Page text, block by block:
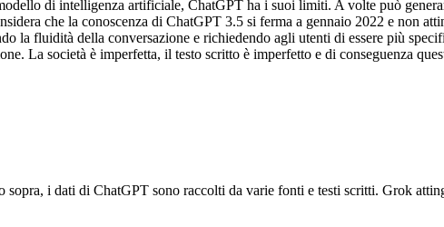
di intelligenza artificiale, ChatGPT ha i suoi limiti. A volte può
che la conoscenza di ChatGPT 3.5 si ferma a gennaio 2022 e non
la fluidità della conversazione e richiedendo agli utenti di essere più
La società è imperfetta, il testo scritto è imperfetto e di conseguenza
sopra, i dati di ChatGPT sono raccolti da varie fonti e testi scritti. Grok